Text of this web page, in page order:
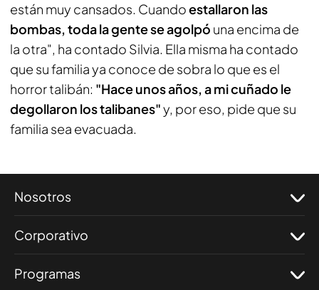
están muy cansados. Cuandoestallaron las
bombas, toda la gente se agolpó una encima de
la otra", ha contado Silvia. Ella misma ha contado
que su familia ya conoce de sobra lo que es el
horror talibán: "Hace unos años, a mi cuñado le
degollaron los talibanes"y, por eso, pide que su
familia sea evacuada.
Nosotros
Corporativo
Programas